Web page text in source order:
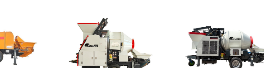
Poder
76 KW
Salida
Poder
82 KW
Salida